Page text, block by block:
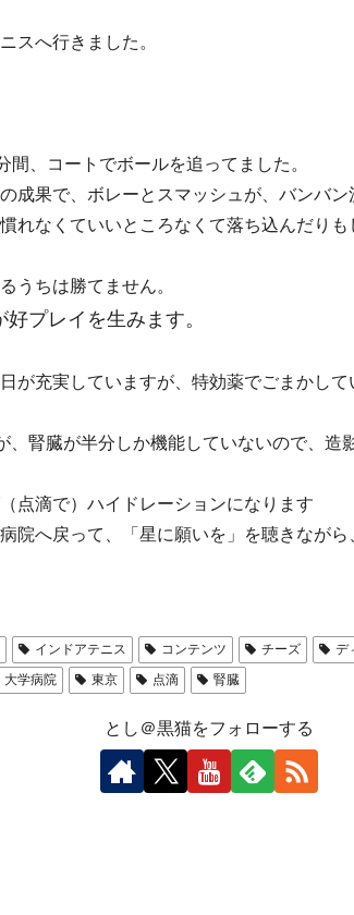
スへ行きました。
、コートでボールを追ってました。
成果で、ボレーとスマッシュが、バンバン
れなくていいところなくて落ち込んだり
うちは勝てません。
プレイを生みます。
が充実していますが、特効薬でごまかし
、腎臓が半分しか機能していないので、造
点滴で）ハイドレーションになります
院へ戻って、「星に願いを」を聴きなが
インドアテニス コンテンツ チーズ デ
大学病院 東京 点滴 腎臓
とし＠黒猫をフォローする